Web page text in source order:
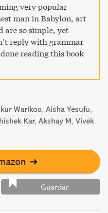
very popular
man in Babylon, art
are so simple, yet
reply with grammar
reading this book
Warikoo Aisha Yesufu
Kar Akshay M Vivek
➔
Guardar